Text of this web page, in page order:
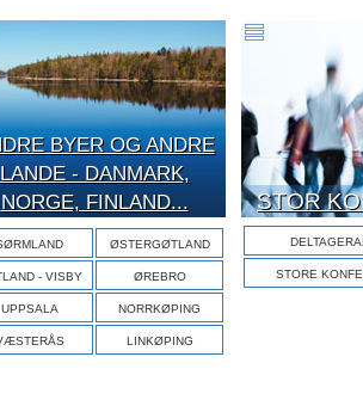
BYER OG ANDRE
LANDE - DANMARK,
NORGE, FINLAND...
ØSTERGØTLAND
- VISBY ØREBRO
UPPSALA NORRKØPING
LINKØPING
STOR
STORE